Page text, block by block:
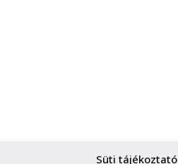
Süti tájékoztató